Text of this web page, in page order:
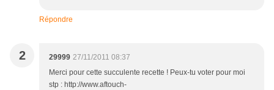
Répondre
2 29999 27/11/2011 08:37
Merci pour cette succulente recette ! Peux-tu voter pour moi
stp : http://www.aftouch-